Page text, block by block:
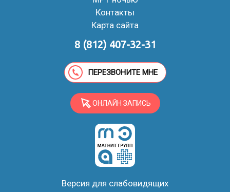
Контакты
Карта сайта
8 (812) 407-32-31
ПЕРЕЗВОНИТЕ МНЕ
ОНЛАЙН ЗАПИСЬ
Версия для слабовидящих